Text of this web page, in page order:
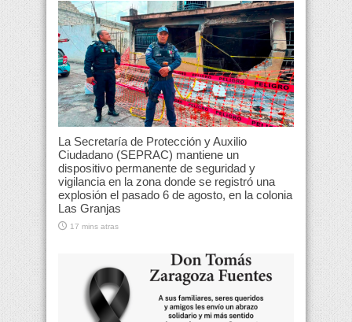
La Secretaría de Protección y Auxilio
Ciudadano (SEPRAC) mantiene un
dispositivo permanente de seguridad y
vigilancia en la zona donde se registró una
explosión el pasado 6 de agosto, en la colonia
Las Granjas
17 mins atras